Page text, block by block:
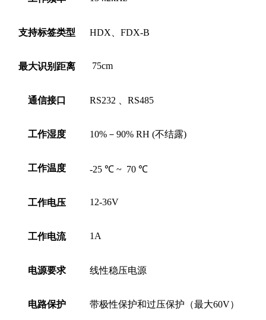
支持标签类型 HDX、FDX-B
最大识别距离 75cm
通信接口 RS232 、RS485
工作湿度 10%－90% RH (不结露)
工作温度 -25 ℃ ~ 70 ℃
工作电压 12-36V
工作电流 1A
电源要求 线性稳压电源
电路保护 带极性保护和过压保护（最大60V）